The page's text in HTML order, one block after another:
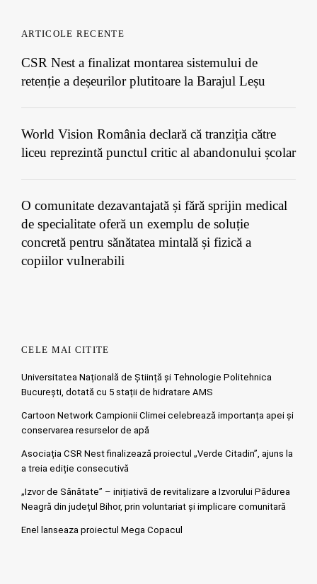
ARTICOLE RECENTE
CSR Nest a finalizat montarea sistemului de
retenție a deșeurilor plutitoare la Barajul Leșu
World Vision România declară că tranziția către
liceu reprezintă punctul critic al abandonului școlar
O comunitate dezavantajată și fără sprijin medical
de specialitate oferă un exemplu de soluție
concretă pentru sănătatea mintală și fizică a
copiilor vulnerabili
CELE MAI CITITE
Universitatea Națională de Știință și Tehnologie Politehnica
București, dotată cu 5 stații de hidratare AMS
Cartoon Network Campionii Climei celebrează importanța apei și
conservarea resurselor de apă
Asociația CSR Nest finalizează proiectul „Verde Citadin”, ajuns la
a treia ediție consecutivă
„Izvor de Sănătate” – inițiativă de revitalizare a Izvorului Pădurea
Neagră din județul Bihor, prin voluntariat și implicare comunitară
Enel lanseaza proiectul Mega Copacul